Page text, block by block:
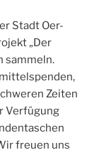
Stadt Oer-
„Der
sammeln.
Zeiten
Verfügung
freuen uns